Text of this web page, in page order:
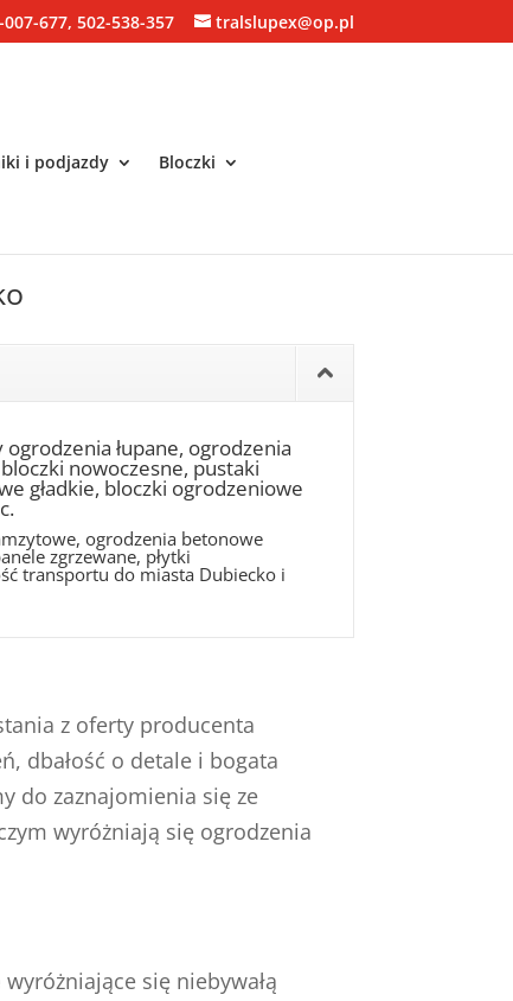
007-677, 502-538-357 tralslupex@op.pl
i podjazdy Bloczki
łupane, ogrodzenia
nowoczesne, pustaki
gładkie, bloczki ogrodzeniowe
ogrodzenia betonowe
zgrzewane, płytki
transportu do miasta Dubiecko i
z oferty producenta
dbałość o detale i bogata
do zaznajomienia się ze
wyróżniają się ogrodzenia
wyróżniające się niebywałą